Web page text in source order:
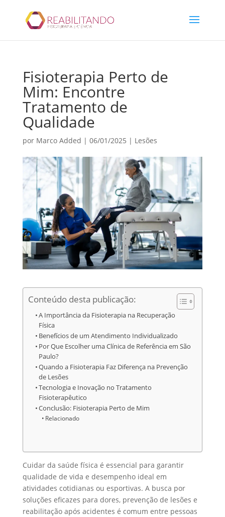
Fisioterapia Perto de
Mim: Encontre
Tratamento de
Qualidade
por Marco Added | 06/01/2025 | Lesões
Conteúdo desta publicação:
A Importância da Fisioterapia na Recuperação
Física
Benefícios de um Atendimento Individualizado
Por Que Escolher uma Clínica de Referência em São
Paulo?
Quando a Fisioterapia Faz Diferença na Prevenção
de Lesões
Tecnologia e Inovação no Tratamento
Fisioterapêutico
Conclusão: Fisioterapia Perto de Mim
Relacionado
Cuidar da saúde física é essencial para garantir
qualidade de vida e desempenho ideal em
atividades cotidianas ou esportivas. A busca por
soluções eficazes para dores, prevenção de lesões e
reabilitação após acidentes é comum entre pessoas